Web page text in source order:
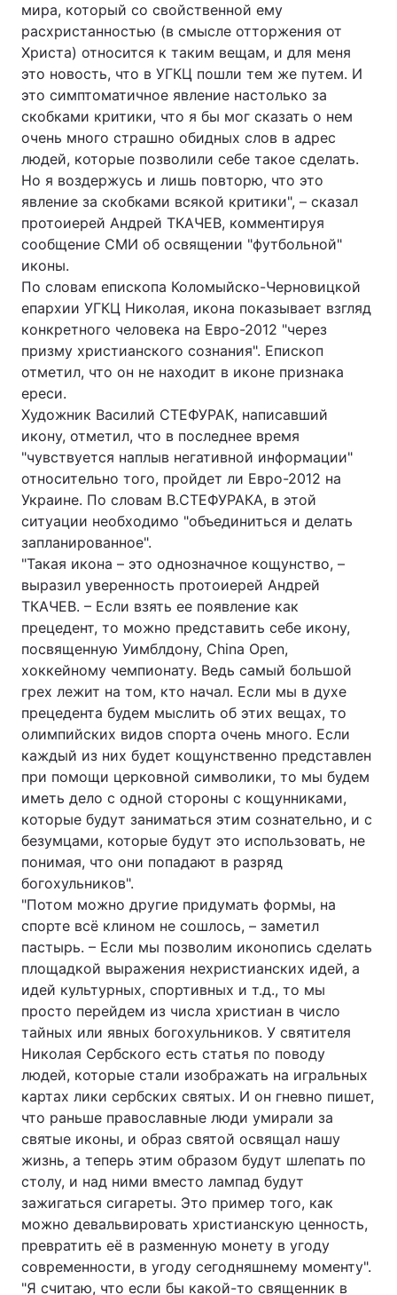
Здоров'я Туризм
Цікавинки Погода
Екологія Регіони
Лонгріди
Відео з Youtube Статті
Інтерв'ю Думки
Архів
Контакти
Послуги
Тема оформлення
мира, который со свойственной ему
расхристанностью (в смысле отторжения от
Христа) относится к таким вещам, и для меня
это новость, что в УГКЦ пошли тем же путем. И
это симптоматичное явление настолько за
скобками критики, что я бы мог сказать о нем
очень много страшно обидных слов в адрес
людей, которые позволили себе такое сделать.
Но я воздержусь и лишь повторю, что это
явление за скобками всякой критики", – сказал
протоиерей Андрей ТКАЧЕВ, комментируя
сообщение СМИ об освящении "футбольной"
иконы.
По словам епископа Коломыйско-Черновицкой
епархии УГКЦ Николая, икона показывает взгляд
конкретного человека на Евро-2012 "через
призму христианского сознания". Епископ
отметил, что он не находит в иконе признака
ереси.
Художник Василий СТЕФУРАК, написавший
икону, отметил, что в последнее время
"чувствуется наплыв негативной информации"
относительно того, пройдет ли Евро-2012 на
Украине. По словам В.СТЕФУРАКА, в этой
ситуации необходимо "объединиться и делать
запланированное".
"Такая икона – это однозначное кощунство, –
выразил уверенность протоиерей Андрей
ТКАЧЕВ. – Если взять ее появление как
прецедент, то можно представить себе икону,
посвященную Уимблдону, China Open,
хоккейному чемпионату. Ведь самый большой
грех лежит на том, кто начал. Если мы в духе
прецедента будем мыслить об этих вещах, то
олимпийских видов спорта очень много. Если
каждый из них будет кощунственно представлен
при помощи церковной символики, то мы будем
иметь дело с одной стороны с кощунниками,
которые будут заниматься этим сознательно, и с
безумцами, которые будут это использовать, не
понимая, что они попадают в разряд
богохульников".
"Потом можно другие придумать формы, на
спорте всё клином не сошлось, – заметил
пастырь. – Если мы позволим иконопись сделать
площадкой выражения нехристианских идей, а
идей культурных, спортивных и т.д., то мы
просто перейдем из числа христиан в число
тайных или явных богохульников. У святителя
Николая Сербского есть статья по поводу
людей, которые стали изображать на игральных
картах лики сербских святых. И он гневно пишет,
что раньше православные люди умирали за
святые иконы, и образ святой освящал нашу
жизнь, а теперь этим образом будут шлепать по
столу, и над ними вместо лампад будут
зажигаться сигареты. Это пример того, как
можно девальвировать христианскую ценность,
превратить её в разменную монету в угоду
современности, в угоду сегодняшнему моменту".
"Я считаю, что если бы какой-то священник в